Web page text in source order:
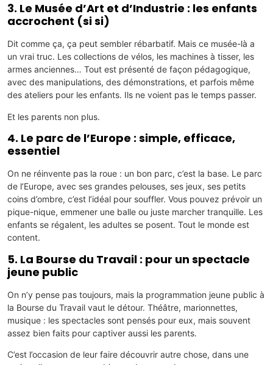
3. Le Musée d’Art et d’Industrie : les enfants
accrochent (si si)
Dit comme ça, ça peut sembler rébarbatif. Mais ce musée-là a
un vrai truc. Les collections de vélos, les machines à tisser, les
armes anciennes… Tout est présenté de façon pédagogique,
avec des manipulations, des démonstrations, et parfois même
des ateliers pour les enfants. Ils ne voient pas le temps passer.
Et les parents non plus.
4. Le parc de l’Europe : simple, efficace,
essentiel
On ne réinvente pas la roue : un bon parc, c’est la base. Le parc
de l’Europe, avec ses grandes pelouses, ses jeux, ses petits
coins d’ombre, c’est l’idéal pour souffler. Vous pouvez prévoir un
pique-nique, emmener une balle ou juste marcher tranquille. Les
enfants se régalent, les adultes se posent. Tout le monde est
content.
5. La Bourse du Travail : pour un spectacle
jeune public
On n’y pense pas toujours, mais la programmation jeune public à
la Bourse du Travail vaut le détour. Théâtre, marionnettes,
musique : les spectacles sont pensés pour eux, mais souvent
assez bien faits pour captiver aussi les parents.
C’est l’occasion de leur faire découvrir autre chose, dans une